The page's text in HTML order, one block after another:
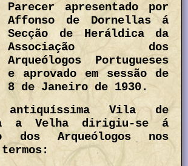
Parecer apresentado por
Affonso de Dornellas á
Secção de Heráldica da
Associação dos
Arqueólogos Portugueses
e aprovado em sessão de
8 de Janeiro de 1930.
Vila de
a Velha dirigiu-se á
dos Arqueólogos nos